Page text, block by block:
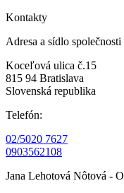
Kontakty
Adresa a sídlo společnosti
Koceľová ulica č.15
815 94 Bratislava
Slovenská republika
Telefón:
02/5020 7627
0903562108
Jana Lehotová Nôtová -